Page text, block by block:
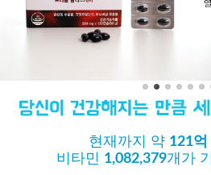
현재까지 약 121억
비타민 1,082,379개가